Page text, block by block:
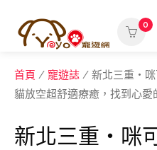
0
首頁 / 寵遊誌 / 新北三重‧咪
貓放空超舒適療癒，找到心愛
新北三重‧咪